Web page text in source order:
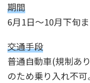
期間
6月1日～10月下旬
交通手段
普通自動車(規制あ
のため乗り入れ不可